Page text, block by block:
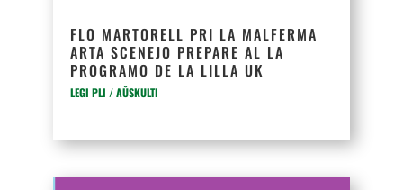
FLO MARTORELL PRI LA MALFERMA
ARTA SCENEJO PREPARE AL LA
PROGRAMO DE LA LILLA UK
LEGI PLI / AŬSKULTI